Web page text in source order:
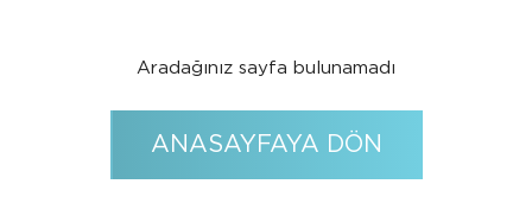
Aradağınız sayfa bulunamadı
ANASAYFAYA DÖN